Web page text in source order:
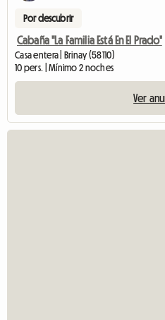
Por descubrir
Cabaña "La Familia Está En El Prado"
Casa entera | Brinay (58110)
10 pers. | Mínimo 2 noches
Ver